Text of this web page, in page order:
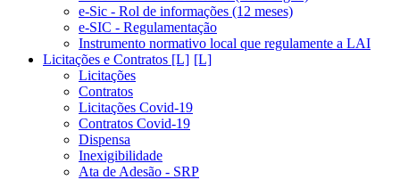
e-Sic - Rol de informações (12 meses)
e-SIC - Regulamentação
Instrumento normativo local que regulamente a LAI
Licitações e Contratos [L]
Licitações
Contratos
Licitações Covid-19
Contratos Covid-19
Dispensa
Inexigibilidade
Ata de Adesão - SRP